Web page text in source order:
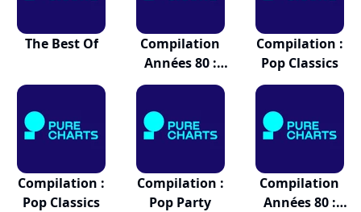
The Best Of
Compilation
Années 80 :
80's...
Compilation :
Pop Classics
Compilation :
Pop Classics
Compilation :
Pop Party
Compilation
Années 80 :